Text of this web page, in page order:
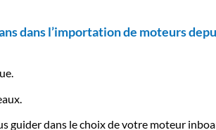
dans l’importation de moteurs
guider dans le choix de votre moteur